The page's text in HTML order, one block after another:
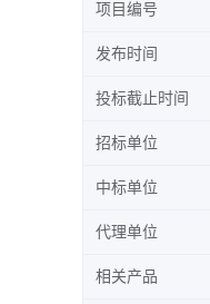
项目编号
发布时间
投标截止时间
招标单位
中标单位
代理单位
相关产品